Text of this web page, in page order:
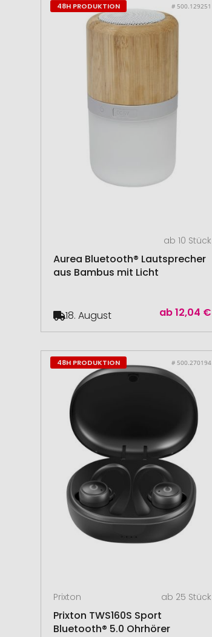
48H PRODUKTION # 500.129251
ab 10 Stück
Aurea Bluetooth® Lautsprecher
aus Bambus mit Licht
ab12,04 €
18. August
48H PRODUKTION # 500.270194
Prixton ab 25 Stück
Prixton TWS160S Sport
Bluetooth® 5.0 Ohrhörer